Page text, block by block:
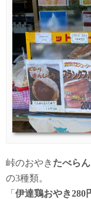
峠のおやき たべら
の3種類。
「 伊達鶏おやき280